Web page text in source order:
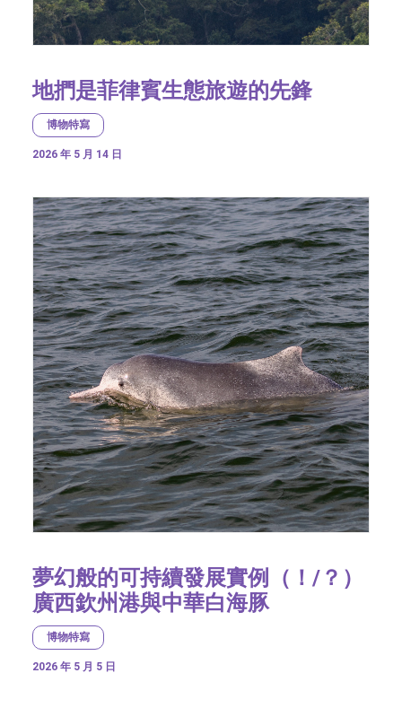
地捫是菲律賓生態旅遊的先鋒
博物特寫
2026 年 5 月 14 日
夢幻般的可持續發展實例（！/？）
廣西欽州港與中華白海豚
博物特寫
2026 年 5 月 5 日